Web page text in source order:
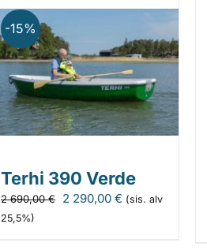
-15%
Terhi 390 Verde
2 690,00€
Alkuperäinen
2 290,00 € Nykyinen
(sis. alv
25,5%)